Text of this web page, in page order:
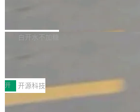
个主 agent 循环，外加一组后台 agent。这
库，并将作为transport接入Mooncake
MPComm将作为一种传输引擎接入
ENT，实现零拷贝传输性能提升30%、非零
传输性能最高提升5倍。UCL-MPComm底
白开水不加糖
型案例入选名单》，深信服“面向企业研发
开源 AI 编程平台 CoStrict 应用”凭借卓越的
创新与落地成效成功入选。 全链路私有化部
开 开源科技
深信服AI算力网关入选工信部人工智能